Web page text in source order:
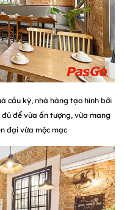
cầu kỳ, nhà hàng tạo hình bởi
để vừa ấn tượng, vừa mang
đại vừa mộc mạc